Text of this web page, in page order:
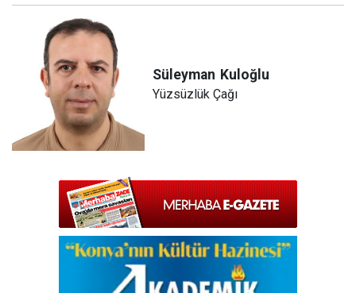
Süleyman Kuloğlu
Yüzsüzlük Çağı